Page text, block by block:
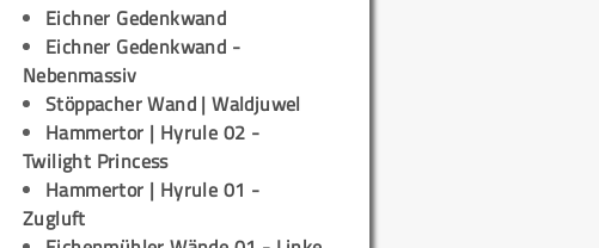
Eichner Gedenkwand
Eichner Gedenkwand -
Nebenmassiv
Stöppacher Wand | Waldjuwel
Hammertor | Hyrule 02 -
Twilight Princess
Hammertor | Hyrule 01 -
Zugluft